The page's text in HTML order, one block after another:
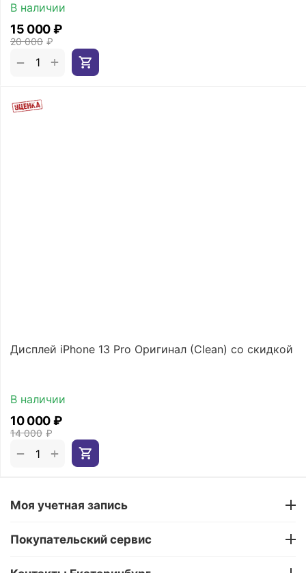
В наличии
20 000 ₽
15 000₽
+
−
Дисплей iPhone 13 Pro Оригинал (Clean) со скидкой
В наличии
14 000 ₽
10 000₽
+
−
Моя учетная запись
Покупательский сервис